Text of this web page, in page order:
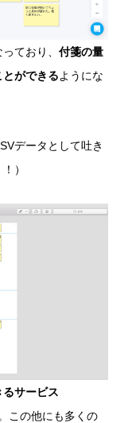
ており、 付箋の量
ができるようにな
データとして吐き
）
サービス
この他にも多くの